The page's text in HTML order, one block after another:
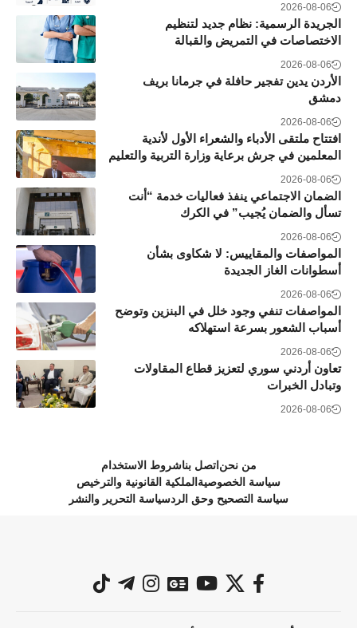
2026-08-06
الجريدة الرسمية: نظام جديد لتنظيم
الاختصاصات في التمريض والقبالة
2026-08-06
الأردن يدين تفجير حافلة في جرمانا بريف
دمشق
2026-08-06
افتتاح ملتقى الأدباء والشعراء الأول لأندية
المعلمين في جرش برعاية وزارة التربية والتعليم
2026-08-06
الضمان الاجتماعي ينفذ فعاليات خدمة “أنت
تسأل والضمان يُجيب” في الكرك
2026-08-06
المواصفات والمقاييس: لا شكاوى بشأن
أسطوانات الغاز الجديدة
2026-08-06
المواصفات تنفي وجود خلل في البنزين وتوضح
أسباب الشعور بسرعة استهلاكه
2026-08-06
تعاون أردني سوري لتعزيز قطاع المقاولات
وتبادل الخبرات
2026-08-06
من نحن اتصل بناشروط الاستخدام
سياسة الخصوصية الملكية القانونية والترخيص
سياسة التصحيح وحق الردسياسة التحرير والنشر